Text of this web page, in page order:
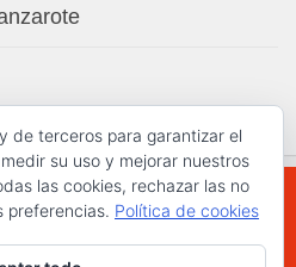
© 2026. Todos los
de terceros para garantizar el
su uso y mejorar nuestros
las cookies, rechazar las no
preferencias. Política de cookies